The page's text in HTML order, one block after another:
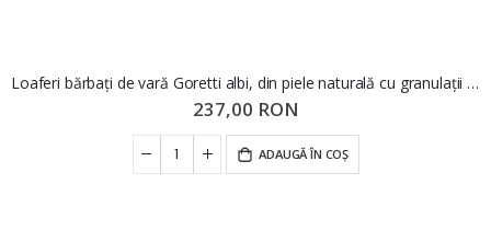
Loaferi bărbați de vară Goretti albi, din piele naturală cu granulații GOR224
237,00 RON
ADAUGĂ ÎN COȘ